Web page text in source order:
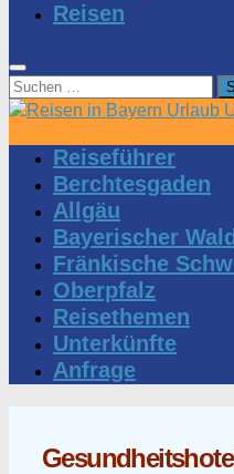
Reisen
Suchen
nach:
Reiseführer
Berchtesgaden
Allgäu
Bayerischer Wald
Fränkische
Oberpfalz
Reisethemen
Unterkünfte
Anfrage